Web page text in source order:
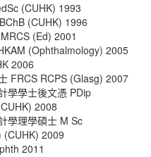
(CUHK) 1993
(CUHK) 1996
(Ed) 2001
(Ophthalmology) 2005
2006
FRCS RCPS (Glasg) 2007
學學士後文憑 PDip
2008
學理學碩士 M Sc
(CUHK) 2009
2011